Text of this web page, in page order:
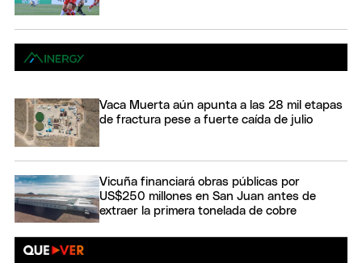
Vaca Muerta aún apunta a las 28 mil etapas
de fractura pese a fuerte caída de julio
Vicuña financiará obras públicas por
US$250 millones en San Juan antes de
extraer la primera tonelada de cobre